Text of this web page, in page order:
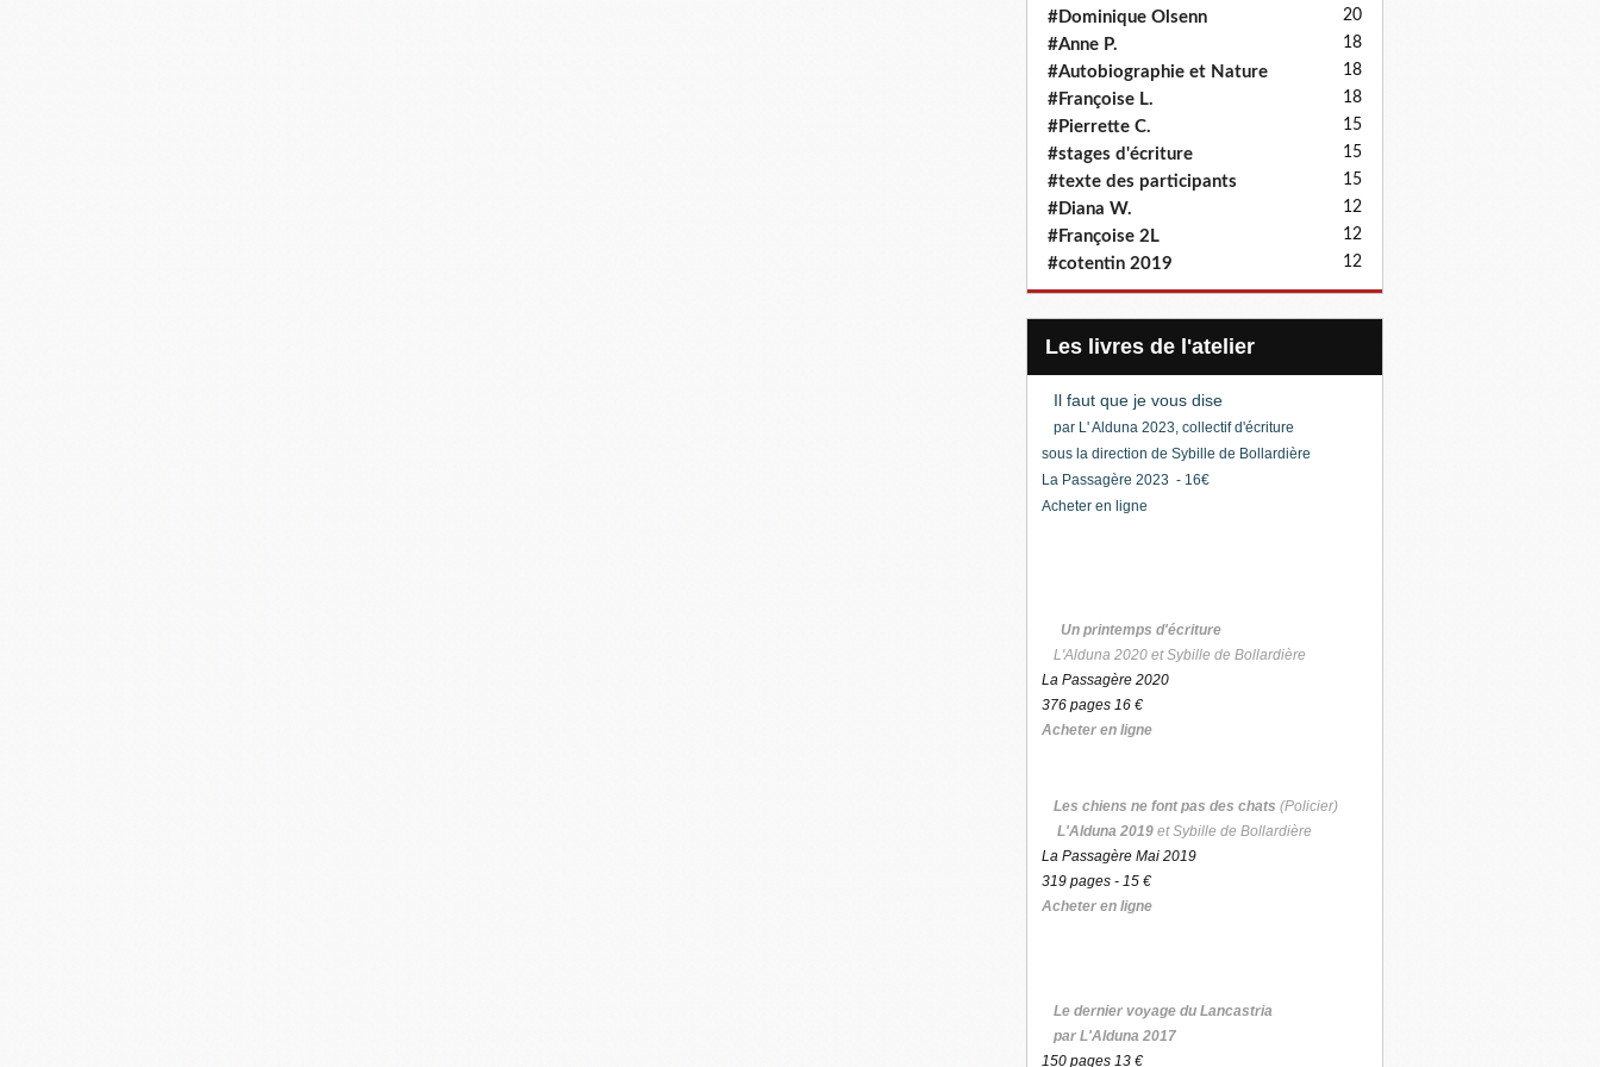
#Dominique Olsenn 20
#Anne P. 18
#Autobiographie et Nature 18
#Françoise L. 18
#Pierrette C. 15
#stages d'écriture 15
#texte des participants 15
#Diana W. 12
#Françoise 2L 12
#cotentin 2019 12
Les livres de l'atelier
Il faut que je vous dise
par L' Alduna 2023, collectif d'écriture
sous la direction de Sybille de Bollardière
La Passagère 2023 - 16€
Acheter en ligne
Un printemps d'écriture
L'Alduna 2020 et Sybille de Bollardière
La Passagère 2020
376 pages 16 €
Acheter en ligne
Les chiens ne font pas des chats (Policier)
L'Alduna 2019 et Sybille de Bollardière
La Passagère Mai 2019
319 pages - 15 €
Acheter en ligne
Le dernier voyage du Lancastria
par L'Alduna 2017
150 pages 13 €